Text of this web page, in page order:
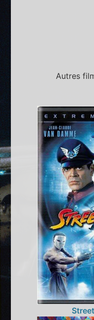
Autres